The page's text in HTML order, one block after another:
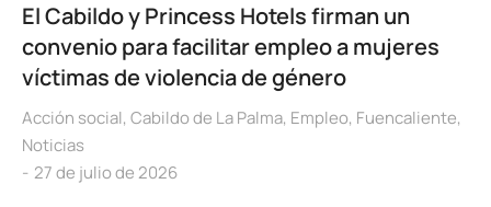
El Cabildo y Princess Hotels firman un
convenio para facilitar empleo a mujeres
víctimas de violencia de género
Acción social, Cabildo de La Palma, Empleo, Fuencaliente,
Noticias
27 de julio de 2026